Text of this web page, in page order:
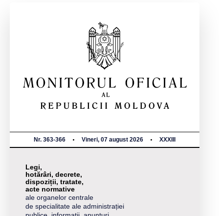
Nr. 363-366 Vineri, 07 august 2026 XXXIII
Legi,
hotărâri, decrete,
dispoziții, tratate,
acte normative
ale organelor centrale
de specialitate ale administrației